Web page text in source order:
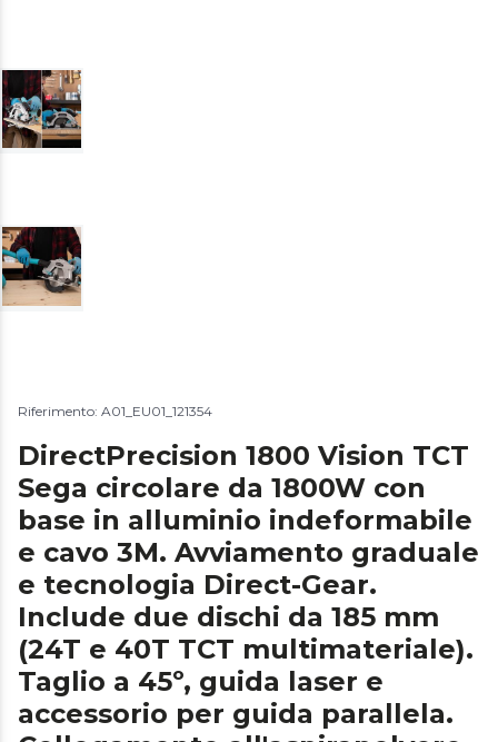
Riferimento: A01_EU01_121354
DirectPrecision 1800 Vision TCT
Sega circolare da 1800W con
base in alluminio indeformabile
e cavo 3M. Avviamento graduale
e tecnologia Direct-Gear.
Include due dischi da 185 mm
(24T e 40T TCT multimateriale).
Taglio a 45º, guida laser e
accessorio per guida parallela.